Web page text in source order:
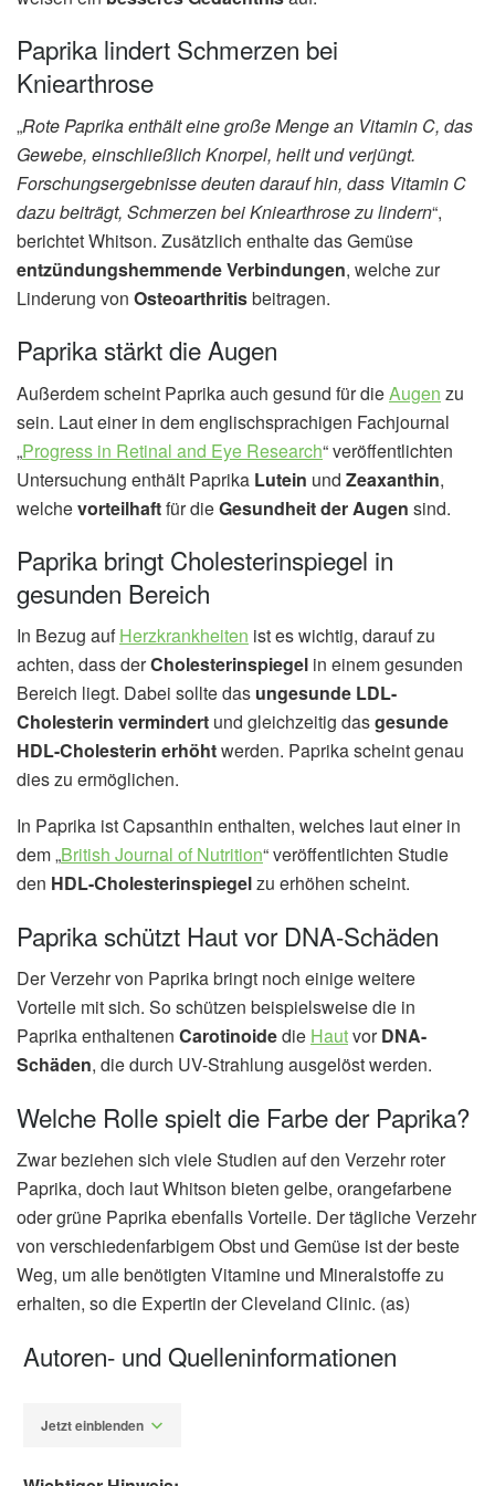
Paprika lindert Schmerzen bei
Kniearthrose
„Rote Paprika enthält eine große Menge an Vitamin C, das
Gewebe, einschließlich Knorpel, heilt und verjüngt.
Forschungsergebnisse deuten darauf hin, dass Vitamin C
dazu beiträgt, Schmerzen bei Kniearthrose zu lindern“,
berichtet Whitson. Zusätzlich enthalte das Gemüse
entzündungshemmende Verbindungen, welche zur
Linderung von Osteoarthritisbeitragen.
Paprika stärkt die Augen
Außerdem scheint Paprika auch gesund für dieAugen zu
sein. Laut einer in dem englischsprachigen Fachjournal
„Progress in Retinal and Eye Research“ veröffentlichten
Untersuchung enthält Paprika Lutein und Zeaxanthin,
welchevorteilhaftfür dieGesundheit der Augen sind.
Paprika bringt Cholesterinspiegel in
gesunden Bereich
In Bezug aufHerzkrankheiten ist es wichtig, darauf zu
achten, dass derCholesterinspiegel in einem gesunden
Bereich liegt. Dabei sollte das ungesunde LDL-
Cholesterin vermindert und gleichzeitig dasgesunde
HDL-Cholesterin erhöhtwerden. Paprika scheint genau
dies zu ermöglichen.
In Paprika ist Capsanthin enthalten, welches laut einer in
dem „British Journal of Nutrition“ veröffentlichten Studie
den HDL-Cholesterinspiegelzu erhöhen scheint.
Paprika schützt Haut vor DNA-Schäden
Der Verzehr von Paprika bringt noch einige weitere
Vorteile mit sich. So schützen beispielsweise die in
Paprika enthaltenen Carotinoidedie HautvorDNA-
Schäden, die durch UV-Strahlung ausgelöst werden.
Welche Rolle spielt die Farbe der Paprika?
Zwar beziehen sich viele Studien auf den Verzehr roter
Paprika, doch laut Whitson bieten gelbe, orangefarbene
oder grüne Paprika ebenfalls Vorteile. Der tägliche Verzehr
von verschiedenfarbigem Obst und Gemüse ist der beste
Weg, um alle benötigten Vitamine und Mineralstoffe zu
erhalten, so die Expertin der Cleveland Clinic. (as)
Autoren- und Quelleninformationen
Jetzt einblenden